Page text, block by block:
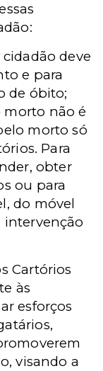
deve
e para
de óbito;
morto não é
morto só
Para
obter
ou para
do móvel
intervenção
Cartórios
às
esforços
visando a